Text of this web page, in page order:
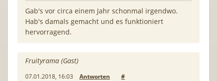
Gab's vor circa einem Jahr schonmal irgendwo.
Hab's damals gemacht und es funktioniert
hervorragend.
Fruityrama (Gast)
07.01.2018, 16:03 Antworten #